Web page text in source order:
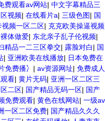
费观看av网站| 中文字幕精品三
视频| 在线看片a| 三级色图| 国
视频一区二区| 克克欧美操逼视频
体做爱| 东北亲子乱子伦视频|
精品一二三区拳交| 露脸对白| 国
| 亚洲欧美在线播放| 日本免费在
免费播冫 | av资源网址| 免费成人
看| 黄片无码| 亚洲一区二区三
二区| 国产精品无码一区| 国产
免费观看| 黄色在线网站| 一级av
一区二区免费| 国产精品久久久